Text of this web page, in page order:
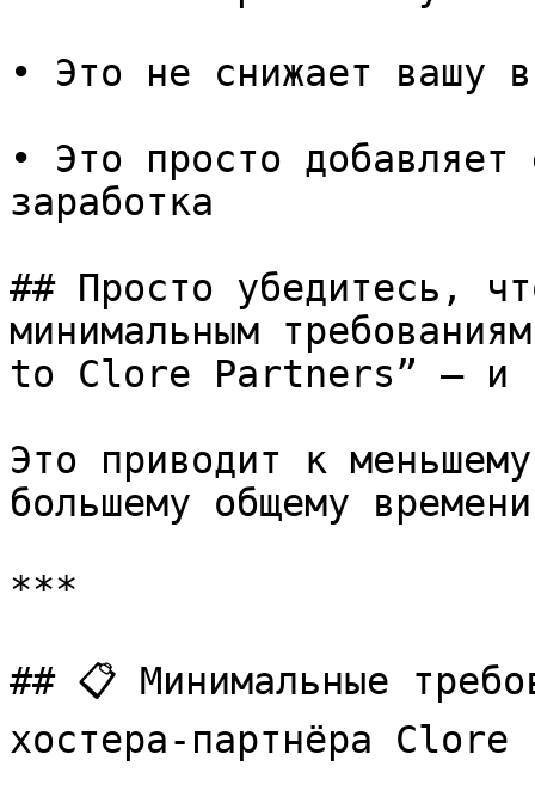
• Это не снижает вашу
• Это просто добавляет
заработка
## Просто убедитесь,
минимальным
to Clore Partners” — и
Это приводит к
большему общему
***
## 📋 Минимальные
хостера-партнёра Clore